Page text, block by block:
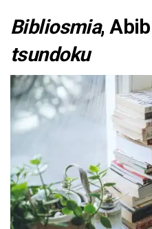
Bibliosmia,
tsundoku